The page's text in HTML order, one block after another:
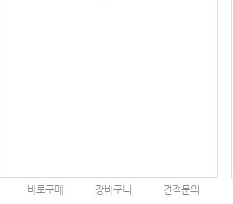
바로구매 장바구니 견적문의